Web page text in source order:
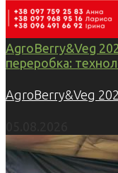
AgroBerry&Veg
переробка:
AgroBerry&Veg